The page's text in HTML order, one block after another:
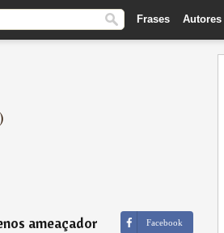
Frases Autores
ameaçador
Facebook